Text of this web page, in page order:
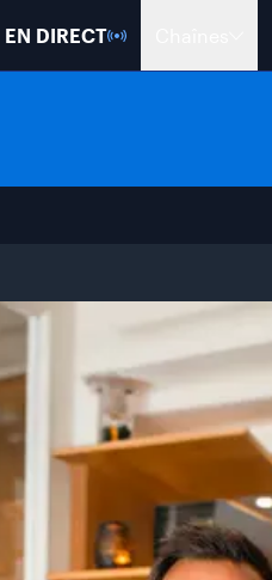
EN DIRECT